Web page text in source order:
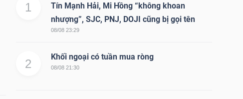
1
Tín Mạnh Hải, Mi Hồng “không khoan
nhượng”, SJC, PNJ, DOJI cũng bị gọi tên
08/08 23:29
2
Khối ngoại có tuần mua ròng
08/08 21:30